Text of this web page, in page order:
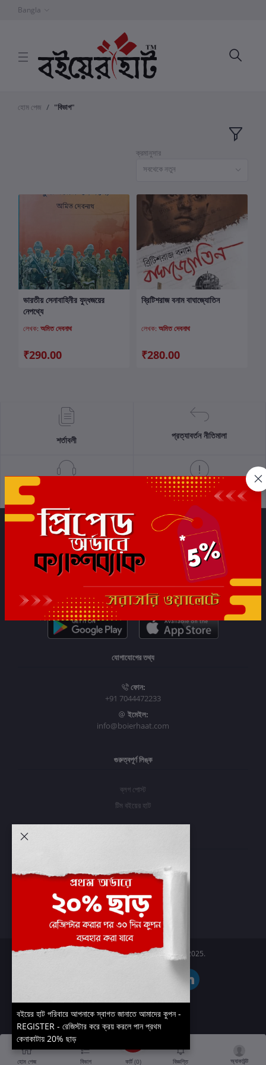
Bangla
হোম পেজ "বিভাগ"
ক্রমানুসার
সবথেকে নতুন
কার্টে যোগ করুন
ভারতীয় সেনাবাহিনীর যুদ্ধজয়ের
নেপথ্যে
লেখক: অমিত দেবনাথ
₹290.00
কার্টে যোগ করুন
ব্রিটিশরাজ বনাম বাঘাজ্যোতিন
লেখক: অমিত দেবনাথ
₹280.00
শর্তাবলী প্রত্যাবর্তন নীতিমালা
গোপনীয়তা নীতি
সাবস্ক্রাইব
যোগাযোগের তথ্য
ফোন:
+91 7044472233
ইমেইল:
info@boierhaat.com
গুরুত্বপূর্ণ লিঙ্ক
ব্লগ পোস্ট
টিম বইয়ের হাট
প্রবেশ করুন
অর্ডার ইতিহাস
আমার ইচ্ছাগুলি
অর্ডার ট্র্যাকিং
Boier Haat™ | © All rights reserved 2025.
হোম পেজ বিভাগ কার্ট (0) বিজ্ঞপ্তি অ্যাকাউন্ট
বইয়ের হাট পরিবারে আপনাকে স্বাগত জানাতে আমাদের কুপন -
REGISTER - রেজিস্টার করে ক্রয় করলে পান প্রথম
কেনাকাটায় 20% ছাড়